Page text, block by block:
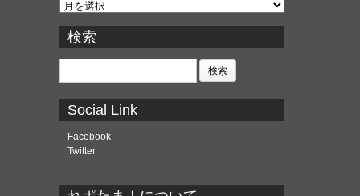
ア
カ
イ
ブ
検索
検
Social Link
Facebook
Twitter